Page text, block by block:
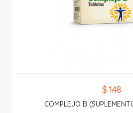
$ 1.48
COMPLEJO B